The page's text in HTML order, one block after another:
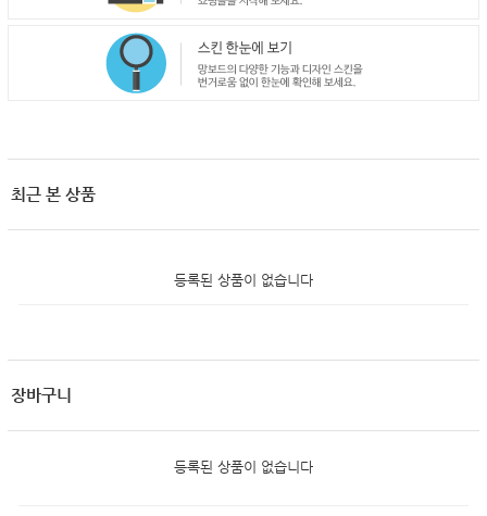
최근 본 상품
등록된 상품이 없습니다
장바구니
등록된 상품이 없습니다